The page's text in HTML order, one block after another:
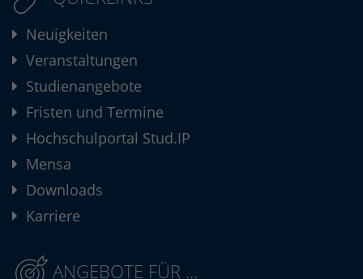
Neuigkeiten
Veranstaltungen
Studienangebote
Fristen und Termine
Hochschulportal Stud.IP
Mensa
Downloads
Karriere
ANGEBOTE FÜR ...